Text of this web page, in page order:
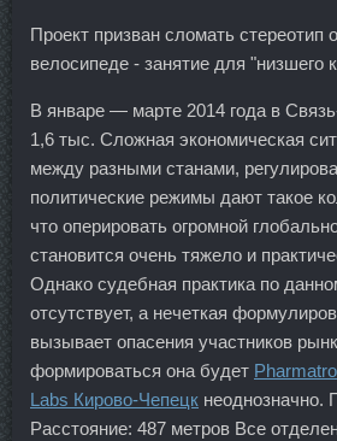
Проект призван сломать стереотип
велосипеде - занятие для "низшего
В январе — марте 2014 года в
1,6 тыс. Сложная экономическая
между разными станами,
политические режимы дают такое
что оперировать огромной
становится очень тяжело и
Однако судебная практика по
отсутствует, а нечеткая
вызывает опасения участников
формироваться она будет
Labs Кирово-Чепецк неоднозначно.
Расстояние: 487 метров Все